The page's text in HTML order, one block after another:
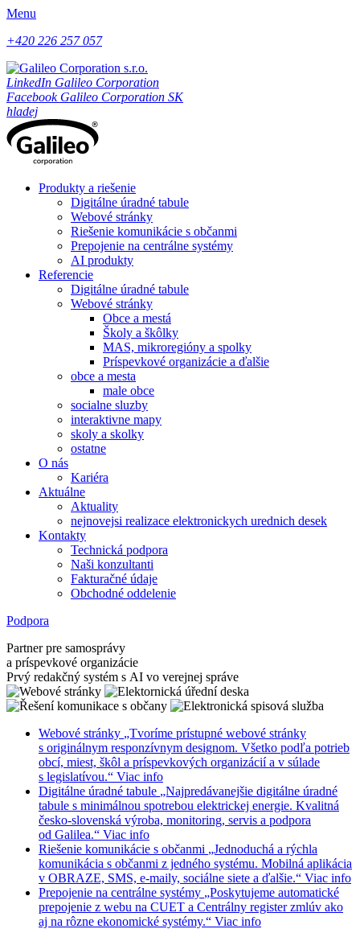
Menu
+420 226 257 057
LinkedIn Galileo Corporation
Facebook Galileo Corporation SK
hladej
Produkty a riešenie
Digitálne úradné tabule
Webové stránky
Riešenie komunikácie s občanmi
Prepojenie na centrálne systémy
AI produkty
Referencie
Digitálne úradné tabule
Webové stránky
Obce a mestá
Školy a škôlky
MAS, mikroregióny a spolky
Príspevkové organizácie a ďalšie
obce a mesta
male obce
socialne sluzby
interaktivne mapy
skoly a skolky
ostatne
O nás
Kariéra
Aktuálne
Aktuality
nejnovejsi realizace elektronickych urednich desek
Kontakty
Technická podpora
Naši konzultanti
Fakturačné údaje
Obchodné oddelenie
Podpora
Partner pre samosprávy
a príspevkové organizácie
Prvý redakčný systém s AI vo verejnej správe
Webové stránky „Tvoríme prístupné webové stránky
s originálnym responzívnym designom. Všetko podľa potrieb
obcí, miest, škôl a príspevkových organizácií a v súlade
s legislatívou.“ Viac info
Digitálne úradné tabule „Najpredávanejšie digitálne úradné
tabule s minimálnou spotrebou elektrickej energie. Kvalitná
česko-slovenská výroba, monitoring, servis a podpora
od Galilea.“ Viac info
Riešenie komunikácie s občanmi „Jednoduchá a rýchla
komunikácia s občanmi z jedného systému. Mobilná aplikácia
v OBRAZE, SMS, e-maily, sociálne siete a ďalšie.“ Viac info
Prepojenie na centrálne systémy „Poskytujeme automatické
prepojenie z webu na CUET a Centrálny register zmlúv ako
aj na rôzne ekonomické systémy.“ Viac info